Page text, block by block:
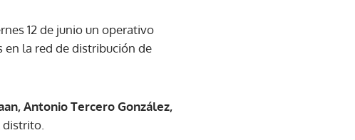
12 de junio un operativo
la red de distribución de
Antonio Tercero González,